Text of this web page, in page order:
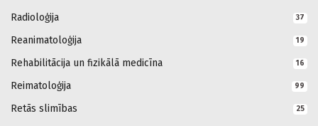
Radioloģija 37
Reanimatoloģija 19
Rehabilitācija un fizikālā medicīna 16
Reimatoloģija 99
Retās slimības 25